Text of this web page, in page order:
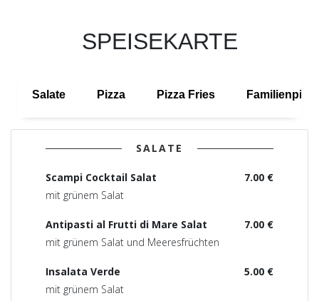
SPEISEKARTE
Salate Pizza Pizza Fries Familienpizza
SALATE
7.00 €
Scampi Cocktail Salat
mit grünem Salat
7.00 €
Antipasti al Frutti di Mare Salat
mit grünem Salat und Meeresfrüchten
5.00 €
Insalata Verde
mit grünem Salat